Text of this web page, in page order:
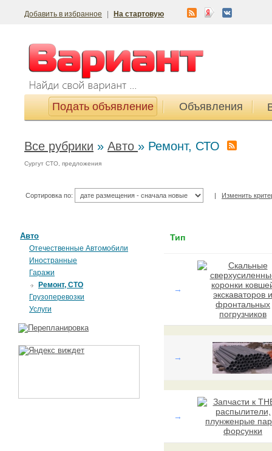
Добавить в избранное На стартовую
Подать объявление Объявления
Все рубрики » Авто » Ремонт, СТО
Сургут СТО, предложения
Сортировка по: | Изменить
Авто
Отечественные Автомобили
Иностранные
Гаражи
Ремонт, СТО
Грузоперевозки
Услуги
Тип
→
→
→